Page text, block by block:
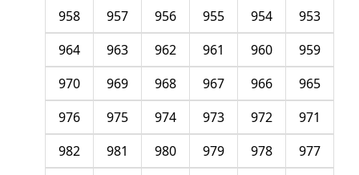
953
954
955
956
957
958
959
960
961
962
963
964
965
966
967
968
969
970
971
972
973
974
975
976
977
978
979
980
981
982